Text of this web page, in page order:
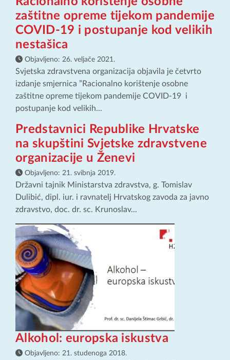
zaštitne opreme tijekom pandemije
COVID-19 i postupanje kod velikih
nestašica
Objavljeno: 26. veljače 2021.
Svjetska zdravstvena organizacija objavila je četvrto
izdanje smjernica ”Racionalno korištenje osobne
zaštitne opreme tijekom pandemije COVID-19 i
postupanje kod velikih...
Predstavnici Republike Hrvatske
na skupštini Svjetske zdravstvene
organizacije u Ženevi
Objavljeno: 21. svibnja 2019.
Državni tajnik Ministarstva zdravstva, g. Tomislav
Dulibić, dipl. iur. i ravnatelj Hrvatskog zavoda za javno
zdravstvo, doc. dr. sc. Krunoslav...
Alkohol: europska iskustva
Objavljeno: 21. studenoga 2018.